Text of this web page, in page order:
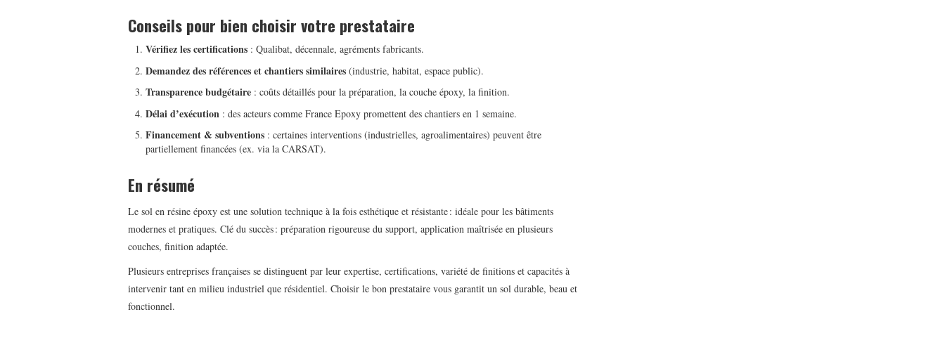
Conseils pour bien choisir votre prestataire
Vérifiez les certifications : Qualibat, décennale, agréments fabricants.
Demandez des références et chantiers similaires (industrie, habitat, espace public).
Transparence budgétaire : coûts détaillés pour la préparation, la couche époxy, la finition.
Délai d’exécution : des acteurs comme France Epoxy promettent des chantiers en 1 semaine.
Financement & subventions : certaines interventions (industrielles, agroalimentaires) peuvent être
partiellement financées (ex. via la CARSAT).
En résumé
Le sol en résine époxy est une solution technique à la fois esthétique et résistante : idéale pour les bâtiments
modernes et pratiques. Clé du succès : préparation rigoureuse du support, application maîtrisée en plusieurs
couches, finition adaptée.
Plusieurs entreprises françaises se distinguent par leur expertise, certifications, variété de finitions et capacités à
intervenir tant en milieu industriel que résidentiel. Choisir le bon prestataire vous garantit un sol durable, beau et
fonctionnel.